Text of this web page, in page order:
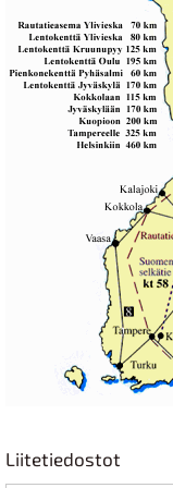
Liitetiedostot